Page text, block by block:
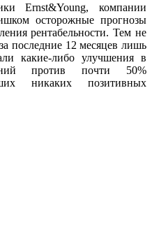
Ernst&Young, компании
осторожные прогнозы
рентабельности. Тем не
последние 12 месяцев лишь
какие-либо улучшения в
против почти 50%
никаких позитивных